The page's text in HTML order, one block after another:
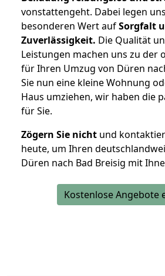
vonstattengeht. Dabei legen
besonderen Wert aufSorgfalt
Zuverlässigkeit. Die Qualität
Leistungen machen uns zu der
für Ihren Umzug von Düren
Sie nun eine kleine Wohnung
Haus umziehen, wir haben die
für Sie.
Zögern Sie nicht und
heute, um Ihren
Düren nach Bad Breisig mit
Kostenlose Angebote